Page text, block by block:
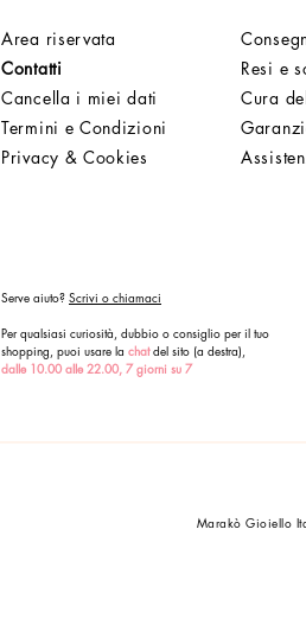
Area riservata
Contatti
Cancella i miei dati
Termini e Condizioni
Privacy & Cookies
Resi e
Cura
Serve aiuto? Scrivi o chiamaci
Per qualsiasi curiosità, dubbio o consiglio per il tuo
shopping, puoi usare la chatdel sito (a destra),
dalle 10.00 alle 22.00, 7 giorni su 7
Marakò Gioiello